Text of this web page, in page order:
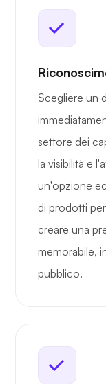
Scegliere un
settore dei
la visibilità e
un'opzione
di prodotti
creare una
memorabile,
pubblico.